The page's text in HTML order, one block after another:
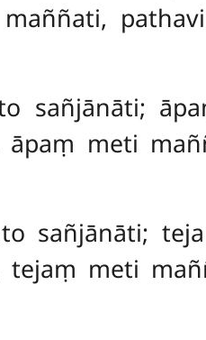
,
sañjānāti;
meti
sañjānāti;
meti